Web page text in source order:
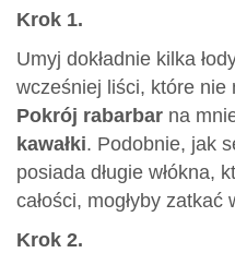
Krok 1.
Umyj dokładnie kilka
wcześniej liści, które nie
Pokrój rabarbar na
kawałki. Podobnie, jak
posiada długie włókna,
całości, mogłyby zatkać
Krok 2.